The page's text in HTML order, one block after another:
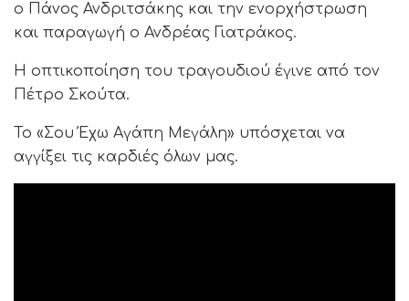
ο Πάνος Ανδριτσάκης και την ενορχήστρωση
και παραγωγή ο Ανδρέας Γιατράκος.
Η οπτικοποίηση του τραγουδιού έγινε από τον
Πέτρο Σκούτα.
Το «Σου Έχω Αγάπη Μεγάλη» υπόσχεται να
αγγίξει τις καρδιές όλων μας.